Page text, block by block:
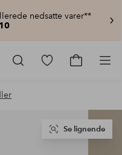
nedsatte varer**
Gå
Gå
Se lignende